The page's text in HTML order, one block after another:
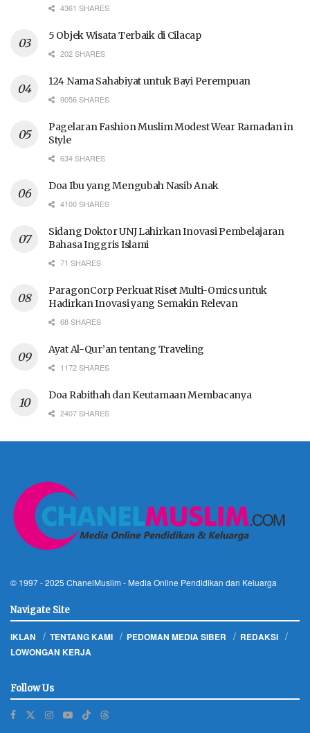
4361 SHARES
5 Objek Wisata Terbaik di Cilacap
202 SHARES
124 Nama Sahabiyat untuk Bayi Perempuan
9056 SHARES
Pagelaran Fashion Muslim Modest Wear Ramadan in
Style
634 SHARES
Doa Ibu yang Mengubah Nasib Anak
4100 SHARES
Sidang Doktor UNJ Lahirkan Inovasi Pembelajaran
Bahasa Inggris Islami
71 SHARES
ParagonCorp Perkuat Riset Multi-Omics untuk
Hadirkan Inovasi yang Semakin Relevan
68 SHARES
Ayat Al-Qur’an tentang Traveling
1172 SHARES
Doa Rabithah dan Keutamaan Membacanya
2407 SHARES
© 1997 - 2025 ChanelMuslim - Media Online Pendidikan dan Keluarga
Navigate Site
IKLAN TENTANG KAMI PEDOMAN MEDIA SIBER
REDAKSI
LOWONGAN KERJA
Follow Us